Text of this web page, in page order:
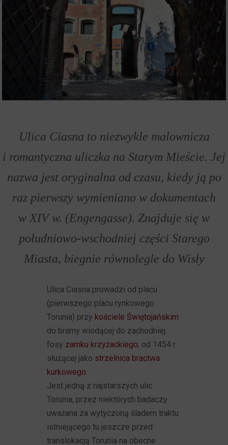
Ulica Ciasna to niezwykle malownicza
i romantyczna uliczka na Starym Mieście. Jej
nazwa jest oryginalna od czasu, kiedy ją po
raz pierwszy wymieniano w dokumentach
w XIV w. (Engengasse). Znajduje się w
południowo-wschodniej części Starego
Miasta, biegnie równolegle do Wisły
Ulica Ciasna prowadzi od placu
(pierwszego placu rynkowego
Torunia) przy kościele Świętojańskim
do bramy wiodącej do zachodniej
fosy zamku krzyżackiego, od 1454 r.
służącej jako strzelnica bractwa
kurkowego.
Jest jedną z najstarszych ulic
Torunia, przez niektórych badaczy
uważana za wytyczoną śladem traktu
istniejącego tu jeszcze przed
translokacją Torunia na obecne